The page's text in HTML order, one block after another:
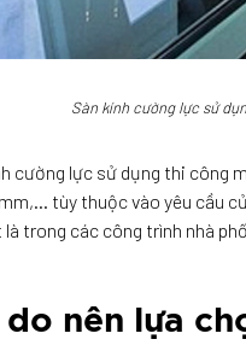
Sàn kính cường lực sử
cường lực sử dụng thi công
tùy thuộc vào yêu cầu
là trong các công trình nhà
do nên lựa